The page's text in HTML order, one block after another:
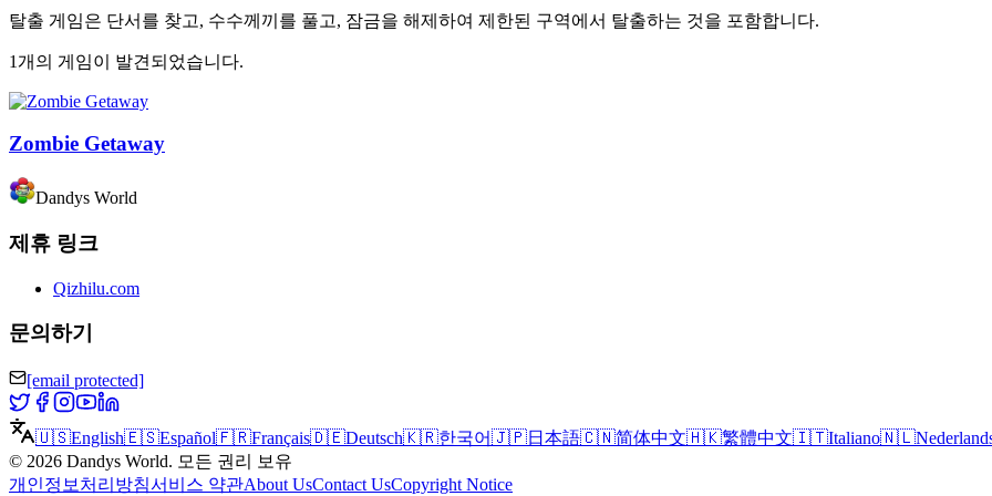
탈출 게임은 단서를 찾고, 수수께끼를 풀고, 잠금을 해제하여 제한된 구역에서 탈출하는 것을 포함합니다.
1개의 게임이 발견되었습니다.
Zombie Getaway
Dandys World
제휴 링크
Qizhilu.com
문의하기
[email protected]
🇺🇸English🇪🇸Español🇫🇷Français🇩🇪Deutsch🇰🇷한국어🇯🇵日本語🇨🇳简体中文🇭🇰繁體中文🇮🇹Italiano🇳🇱
© 2026 Dandys World. 모든 권리 보유
개인정보처리방침서비스 약관About UsContact UsCopyright Notice